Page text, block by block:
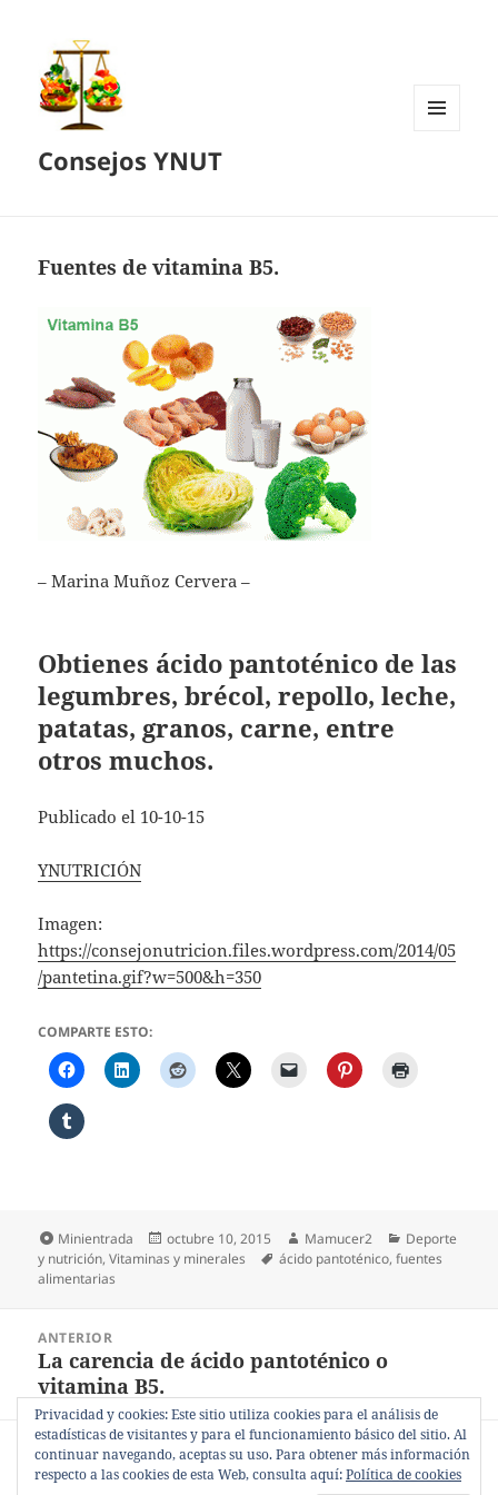
Consejos YNUT
Fuentes de vitamina B5.
– Marina Muñoz Cervera –
Obtienes ácido pantoténico de las
legumbres, brécol, repollo, leche,
patatas, granos, carne, entre
otros muchos.
Publicado el 10-10-15
YNUTRICIÓN
Imagen:
https://consejonutricion.files.wordpress.com/2014/05
/pantetina.gif?w=500&h=350
COMPARTE ESTO:
Formato
Minientrada
Publicado
el
octubre 10, 2015 Autor
Mamucer2 Categorías
Deporte
y nutrición,Vitaminas y minerales Etiquetas
ácido pantoténico,fuentes
alimentarias
entradas
ANTERIOR
Entrada
anterior:
La carencia de ácido pantoténico o
vitamina B5.
SIGUIENTE
Entrada
La carencia de vitamina A.
Privacidad y cookies: Este sitio utiliza cookies para el análisis de
estadísticas de visitantes y para el funcionamiento básico del sitio. Al
continuar navegando, aceptas su uso. Para obtener más información
respecto a las cookies de esta Web, consulta aquí:Política de cookies